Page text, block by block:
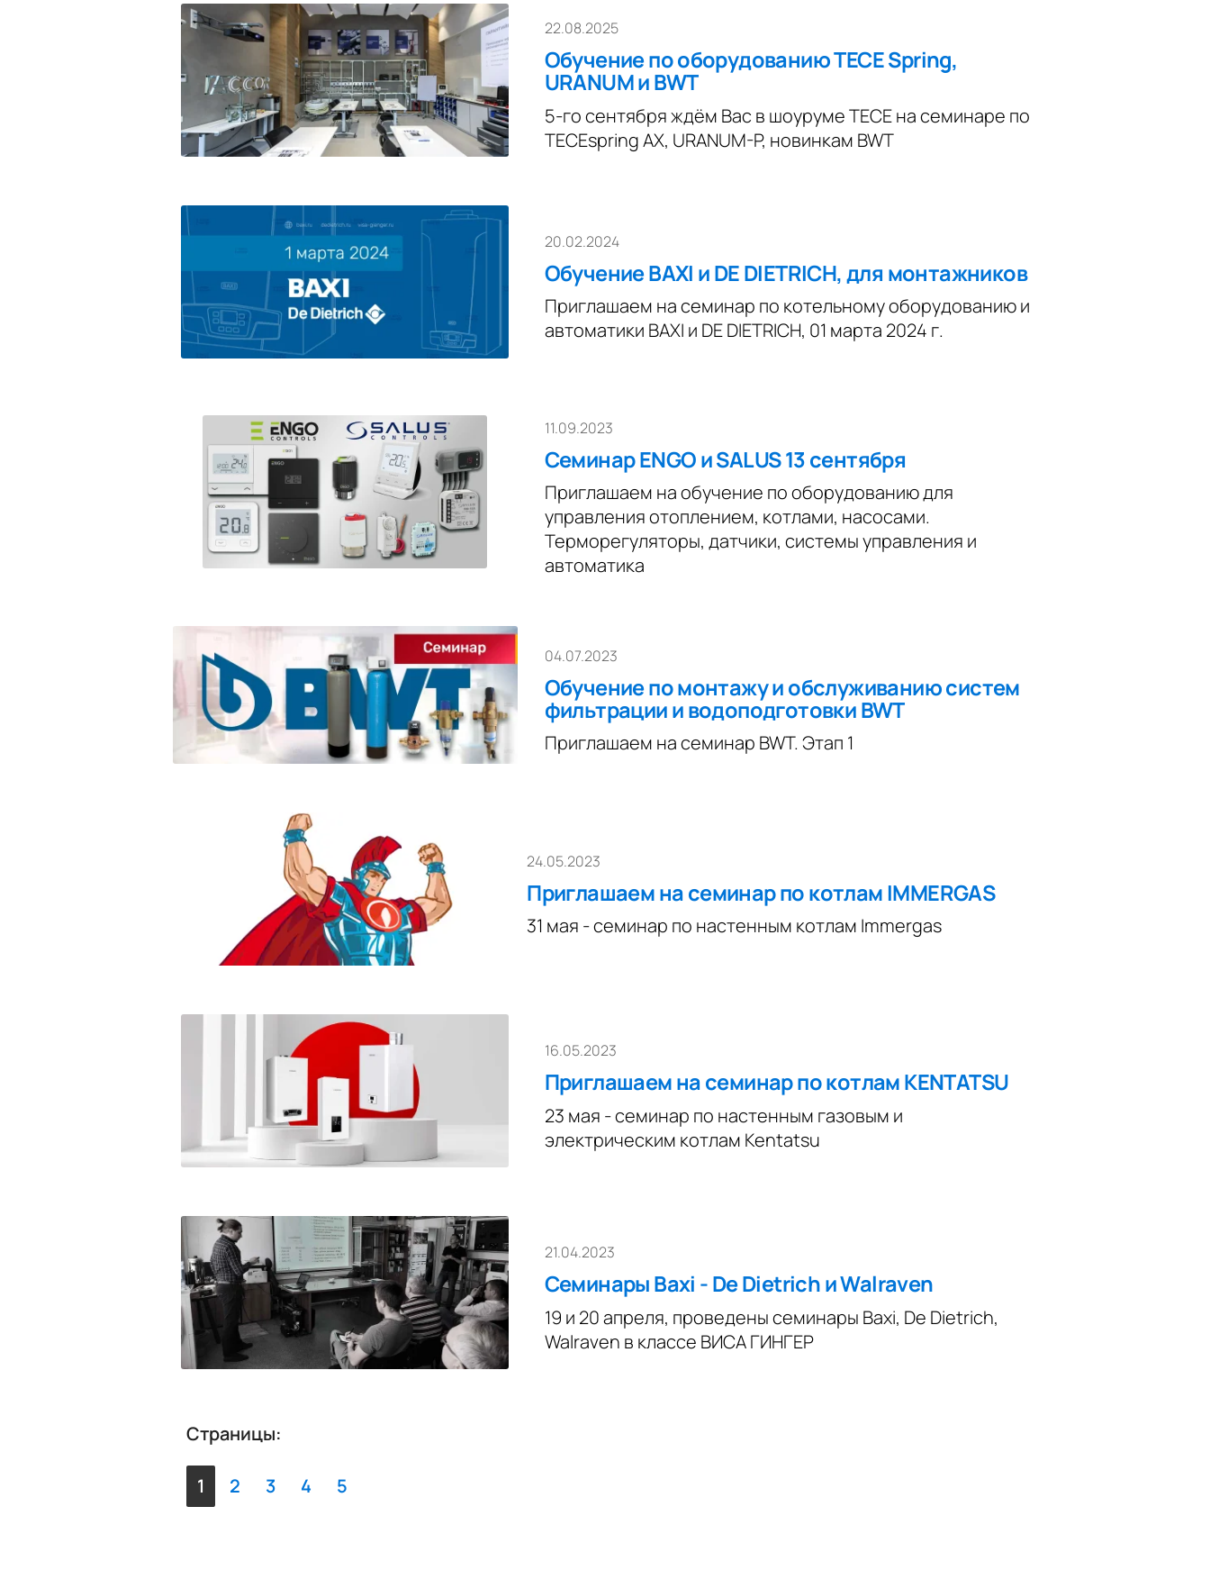
22.08.2025
Обучение по оборудованию TECE Spring,
URANUM и BWT
5-го сентября ждём Вас в шоуруме TECE на семинаре по
TECEspring AX, URANUM-P, новинкам BWT
20.02.2024
Обучение BAXI и DE DIETRICH, для монтажников
Приглашаем на семинар по котельному оборудованию и
автоматики BAXI и DE DIETRICH, 01 марта 2024 г.
11.09.2023
Семинар ENGO и SALUS 13 сентября
Приглашаем на обучение по оборудованию для
управления отоплением, котлами, насосами.
Терморегуляторы, датчики, системы управления и
автоматика
04.07.2023
Обучение по монтажу и обслуживанию систем
фильтрации и водоподготовки BWT
Приглашаем на семинар BWT. Этап 1
24.05.2023
Приглашаем на семинар по котлам IMMERGAS
31 мая - семинар по настенным котлам Immergas
16.05.2023
Приглашаем на семинар по котлам KENTATSU
23 мая - семинар по настенным газовым и
электрическим котлам Kentatsu
21.04.2023
Семинары Baxi - De Dietrich и Walraven
19 и 20 апреля, проведены семинары Baxi, De Dietrich,
Walraven в классе ВИСА ГИНГЕР
Страницы:
1 2 3 4 5